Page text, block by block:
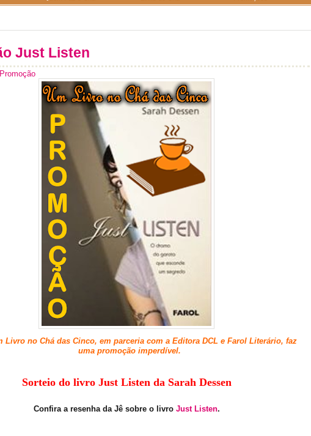
Just Listen
Promoção
Livro no Chá das Cinco, em parceria com a Editora DCL e Farol Literário, faz
uma promoção imperdível.
Sorteio do livro Just Listen da Sarah Dessen
Confira a resenha da Jê sobre o livro Just Listen.